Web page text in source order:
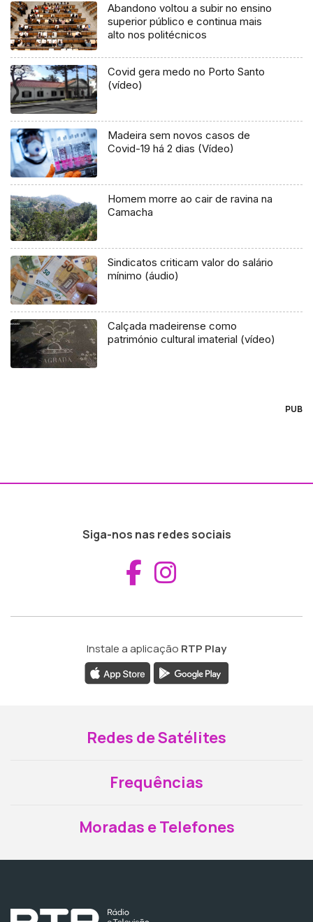
Abandono voltou a subir no ensino
superior público e continua mais
alto nos politécnicos
Covid gera medo no Porto Santo
(vídeo)
Madeira sem novos casos de
Covid-19 há 2 dias (Vídeo)
Homem morre ao cair de ravina na
Camacha
Sindicatos criticam valor do salário
mínimo (áudio)
Calçada madeirense como
património cultural imaterial (vídeo)
PUB
Siga-nos nas redes sociais
Aceder ao
Instale a aplicação RTP Play
Redes de Satélites
Frequências
Moradas e Telefones